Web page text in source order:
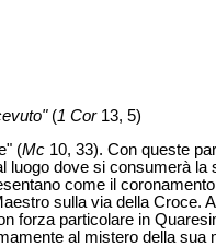
(1 Cor 13, 5)
(Mc 10, 33). Con queste
luogo dove si consumerà
come il
sulla via della Croce.
forza particolare in
al mistero della sua